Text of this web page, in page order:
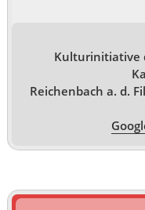
Kulturinitiative
Reichenbach a. d.